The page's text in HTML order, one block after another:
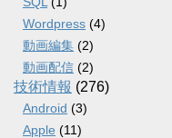
Wordpress (4)
動画編集 (2)
動画配信 (2)
技術情報 (276)
Android (3)
Apple (11)